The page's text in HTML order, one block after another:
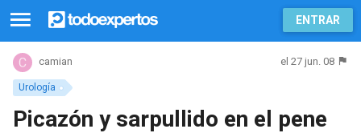
ENTRAR
Urología
camian el 27 jun. 08
Picazón y sarpullido en el pene